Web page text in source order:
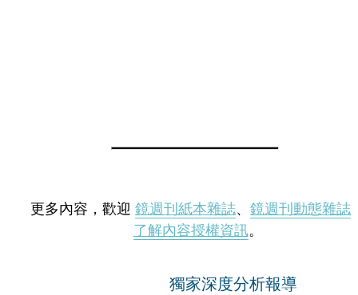
更多內容，歡迎 鏡週刊紙本雜誌、 鏡週刊動態雜誌
了解內容授權資訊。
獨家深度分析報導